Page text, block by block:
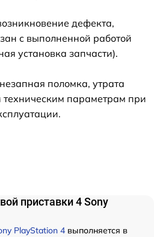
дефекта,
с выполненной работой
установка запчасти).
поломка, утрата
техническим параметрам при
приставки 4 Sony
PlayStation 4 выполняется в